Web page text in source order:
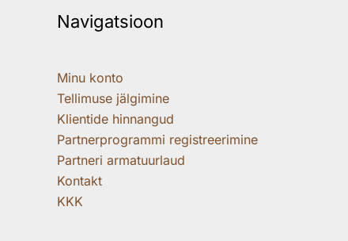
Navigatsioon
Minu konto
Tellimuse jälgimine
Klientide hinnangud
Partnerprogrammi registreerimine
Partneri armatuurlaud
Kontakt
KKK